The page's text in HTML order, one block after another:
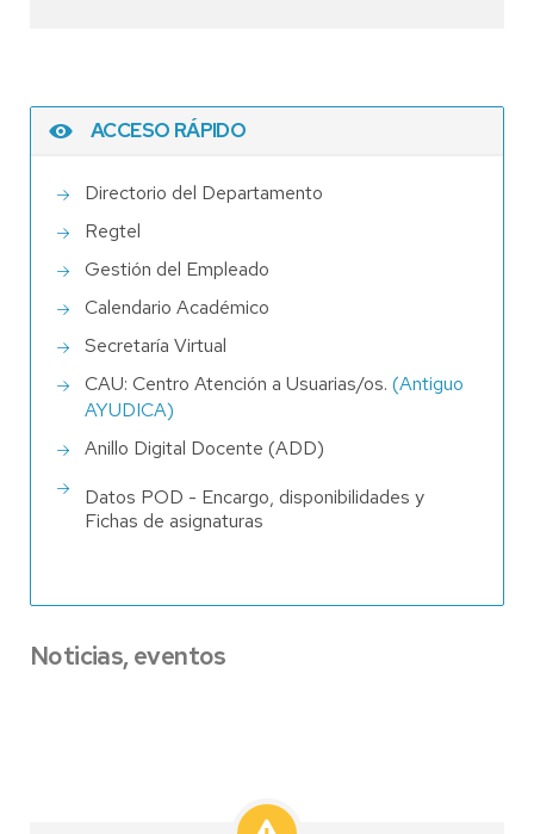
ACCESO RÁPIDO
Directorio del Departamento
Regtel
Gestión del Empleado
Calendario Académico
Secretaría Virtual
CAU: Centro Atención a Usuarias/os. (Antiguo
AYUDICA)
Anillo Digital Docente (ADD)
Datos POD - Encargo, disponibilidades y
Fichas de asignaturas
Noticias, eventos